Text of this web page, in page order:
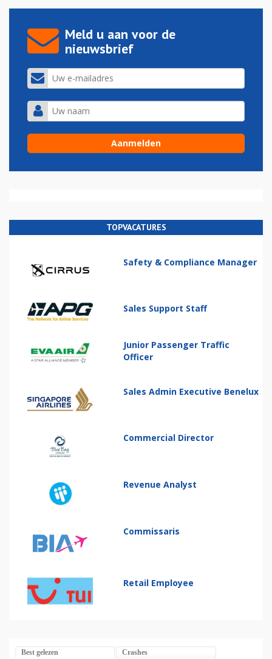
Meld u aan voor de
nieuwsbrief
TOPVACATURES
Safety & Compliance Manager
Sales Support Staff
Junior Passenger Traffic
Officer
Sales Admin Executive Benelux
Commercial Director
Revenue Analyst
Commissaris
Retail Employee
Best gelezen Crashes